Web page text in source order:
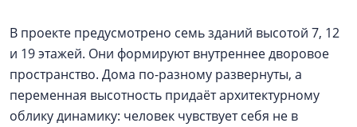
В проекте предусмотрено семь зданий высотой 7, 12
и 19 этажей. Они формируют внутреннее дворовое
пространство. Дома по-разному развернуты, а
переменная высотность придаёт архитектурному
облику динамику: человек чувствует себя не в